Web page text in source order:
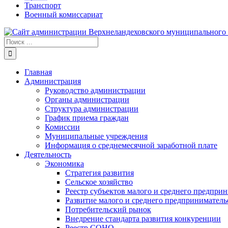
Транспорт
Военный комиссариат
Результат
поиска:
Главная
Администрация
Руководство администрации
Органы администрации
Структура администрации
График приема граждан
Комиссии
Муниципальные учреждения
Информация о среднемесячной заработной плате
Деятельность
Экономика
Стратегия развития
Сельское хозяйство
Реестр субъектов малого и среднего
Развитие малого и среднего
Потребительский рынок
Внедрение стандарта развития конкуренции